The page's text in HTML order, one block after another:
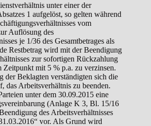
unter einer der
1 aufgelöst, so gelten während
vom
Auflösung des
je 1/36 des Gesamtbetrages als
Restbetrag wird mit der Beendigung
zur sofortigen Rückzahlung
Zeitpunkt mit 5 % p.a. zu verzinsen.
Beklagten verständigten sich die
das Arbeitsverhältnis zu beenden.
unter dem 30.09.2015 eine
(Anlage K 3, Bl. 15/16
des Arbeitsverhältnisses
vor. Als Grund wird